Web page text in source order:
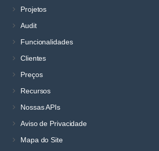
Projetos
Audit
Funcionalidades
Clientes
Preços
Recursos
Nossas APIs
Aviso de Privacidade
Mapa do Site